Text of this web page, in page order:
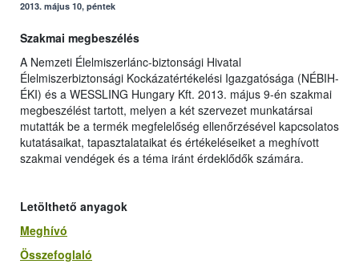
2013. május 10, péntek
Szakmai megbeszélés
A Nemzeti Élelmiszerlánc-biztonsági Hivatal
Élelmiszerbiztonsági Kockázatértékelési Igazgatósága (NÉBIH-
ÉKI) és a WESSLING Hungary Kft. 2013. május 9-én szakmai
megbeszélést tartott, melyen a két szervezet munkatársai
mutatták be a termék megfelelőség ellenőrzésével kapcsolatos
kutatásaikat, tapasztalataikat és értékeléseiket a meghívott
szakmai vendégek és a téma iránt érdeklődők számára.
Letölthető anyagok
Meghívó
Összefoglaló